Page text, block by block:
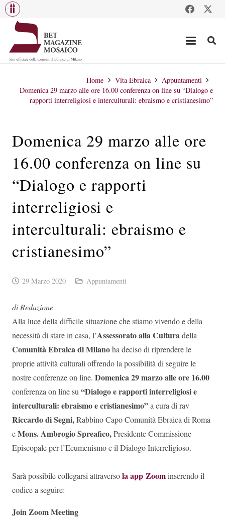
Home Vita Ebraica
Appuntamenti
Domenica 29 marzo alle ore 16.00 conferenza on line su “Dialogo e
rapporti interreligiosi e interculturali: ebraismo e cristianesimo”
Domenica 29 marzo alle ore
16.00 conferenza on line su
“Dialogo e rapporti
interreligiosi e
interculturali: ebraismo e
cristianesimo”
29 Marzo 2020 Appuntamenti
di Redazione
Alla luce della difficile situazione che stiamo vivendo e della
necessità di stare in casa, l’Assessorato alla Culturadella
Comunità Ebraica di Milanoha deciso di riprendere le
proprie attività culturali offrendo la possibilità di seguire le
nostre conferenze on line. Domenica 29 marzo alle ore 16.00
conferenza on line su “Dialogo e rapporti interreligiosi e
interculturali: ebraismo e cristianesimo”a cura di rav
Riccardo di Segni,Rabbino Capo Comunità Ebraica di Roma
eMons. Ambrogio Spreafico,Presidente Commissione
Episcopale per l’Ecumenismo e il Dialogo Interreligioso.
Sarà possibile collegarsi attraversola app Zoominserendo il
codice a seguire:
Join Zoom Meeting